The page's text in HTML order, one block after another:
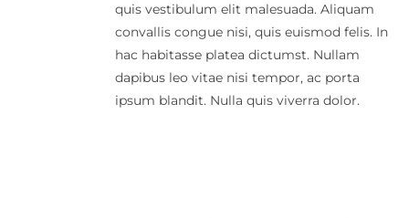
quis vestibulum elit malesuada. Aliquam
convallis congue nisi, quis euismod felis. In
hac habitasse platea dictumst. Nullam
dapibus leo vitae nisi tempor, ac porta
ipsum blandit. Nulla quis viverra dolor.